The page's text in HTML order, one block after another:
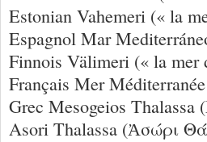
Estonian Vahemeri (« la
Espagnol Mar
Finnois Välimeri (« la mer
Français Mer Méditerranée
Grec Mesogeios
Asori Thalassa (Ἀσώρι